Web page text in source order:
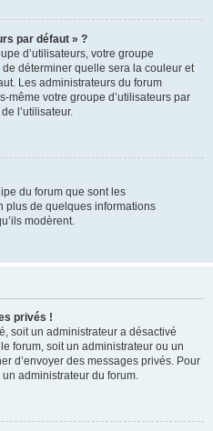
par défaut » ?
d’utilisateurs, votre groupe
déterminer quelle sera la couleur et
Les administrateurs du forum
même votre groupe d’utilisateurs par
l’utilisateur.
du forum que sont les
plus de quelques informations
modèrent.
privés !
soit un administrateur a désactivé
forum, soit un administrateur ou un
d’envoyer des messages privés. Pour
administrateur du forum.